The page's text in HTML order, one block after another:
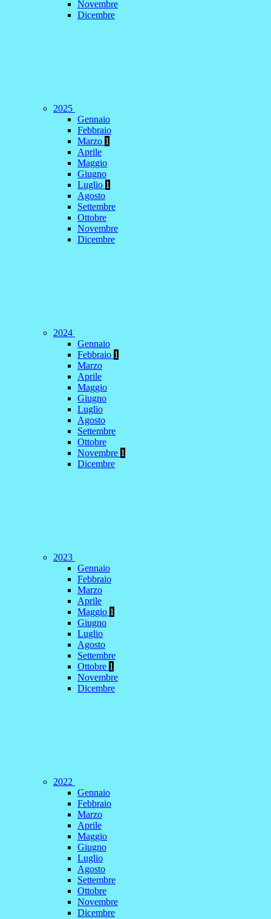
Novembre
Dicembre
2025
Gennaio
Febbraio
Marzo 1
Aprile
Maggio
Giugno
Luglio 1
Agosto
Settembre
Ottobre
Novembre
Dicembre
2024
Gennaio
Febbraio 1
Marzo
Aprile
Maggio
Giugno
Luglio
Agosto
Settembre
Ottobre
Novembre 1
Dicembre
2023
Gennaio
Febbraio
Marzo
Aprile
Maggio 1
Giugno
Luglio
Agosto
Settembre
Ottobre 1
Novembre
Dicembre
2022
Gennaio
Febbraio
Marzo
Aprile
Maggio
Giugno
Luglio
Agosto
Settembre
Ottobre
Novembre
Dicembre